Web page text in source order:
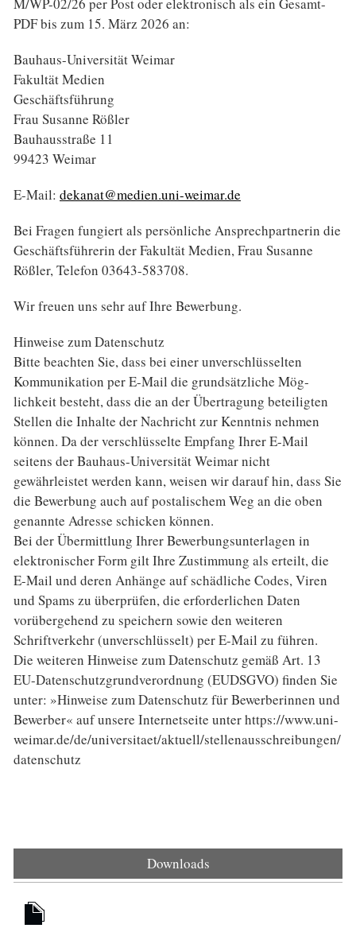
PDF bis zum 15. März 2026 an:
Bauhaus-Universität Weimar
Fakultät Medien
Geschäftsführung
Frau Susanne Rößler
Bauhausstraße 11
99423 Weimar
E-Mail: dekanat@medien.uni-weimar.de
Bei Fragen fungiert als persönliche Ansprechpartnerin die
Geschäftsführerin der Fakultät Medien, Frau Susanne
Rößler, Telefon 03643-583708.
Wir freuen uns sehr auf Ihre Bewerbung.
Hinweise zum Datenschutz
Bitte beachten Sie, dass bei einer unverschlüsselten
Kommunikation per E-Mail die grundsätzliche Mög­
lichkeit besteht, dass die an der Übertragung beteiligten
Stellen die Inhalte der Nachricht zur Kenntnis nehmen
können. Da der verschlüsselte Empfang Ihrer E-Mail
seitens der Bauhaus-Universität Weimar nicht
gewährleistet werden kann, weisen wir darauf hin, dass Sie
die Bewerbung auch auf postalischem Weg an die oben
genannte Adresse schicken können.
Bei der Übermittlung Ihrer Bewerbungsunterlagen in
elektronischer Form gilt Ihre Zustimmung als erteilt, die
E-Mail und deren Anhänge auf schädliche Codes, Viren
und Spams zu überprüfen, die erforderlichen Daten
vorübergehend zu speichern sowie den weiteren
Schriftverkehr (unverschlüsselt) per E-Mail zu führen.
Die weiteren Hinweise zum Datenschutz gemäß Art. 13
EU-Datenschutzgrundverordnung (EUDSGVO) finden Sie
unter: »Hinweise zum Datenschutz für Bewerberinnen und
Bewerber« auf unsere Internetseite unter https://www.uni-
weimar.de/de/universitaet/aktuell/stellenausschreibungen/
datenschutz
Downloads